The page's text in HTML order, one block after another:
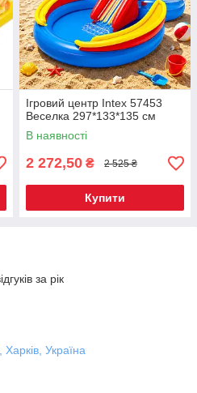
Ігровий центр Intex 57453
Веселка 297*133*135 см
В наявності
2 272,50 ₴ 2 525 ₴
Купити
за рік
Україна